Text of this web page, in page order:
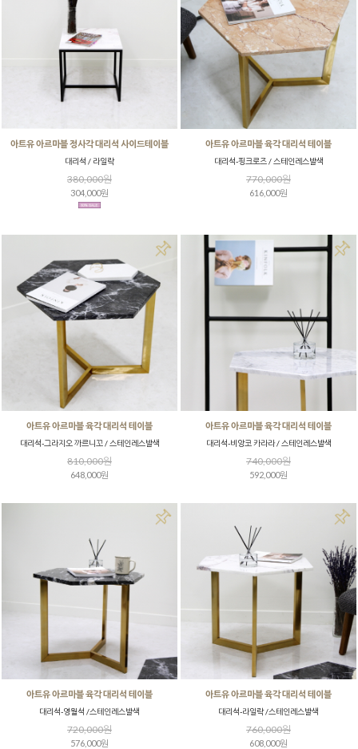
아트유 아르마블 정사각 대리석 사이드테이블
대리석 / 라일락
380,000원
304,000원
아트유 아르마블 육각 대리석 테이블
대리석-핑크로즈 / 스테인레스발색
770,000원
616,000원
아트유 아르마블 육각 대리석 테이블
대리석-그라지오 까르니꼬 / 스테인레스발색
810,000원
648,000원
아트유 아르마블 육각 대리석 테이블
대리석-비앙코 카라라 / 스테인레스발색
740,000원
592,000원
아트유 아르마블 육각 대리석 테이블
대리석-영월석 /스테인레스발색
720,000원
576,000원
아트유 아르마블 육각 대리석 테이블
대리석-라일락 /스테인레스발색
760,000원
608,000원